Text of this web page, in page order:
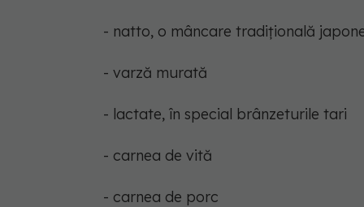
- natto, o mâncare tradițională
- varză murată
- lactate, în special brânzeturile tari
- carnea de vită
- carnea de porc